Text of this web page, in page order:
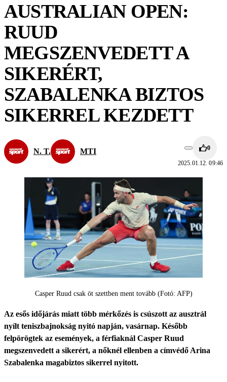
AUSTRALIAN OPEN:
RUUD
MEGSZENVEDETT A
SIKERÉRT,
SZABALENKA BIZTOS
SIKERREL KEZDETT
N. T. MTI 0
2025.01.12. 09:46
Casper Ruud csak öt szettben ment tovább (Fotó: AFP)
Az esős időjárás miatt több mérkőzés is csúszott az ausztrál
nyílt teniszbajnokság nyitó napján, vasárnap. Később
felpörögtek az események, a férfiaknál Casper Ruud
megszenvedett a sikerért, a nőknél ellenben a címvédő Arina
Szabalenka magabiztos sikerrel nyitott.